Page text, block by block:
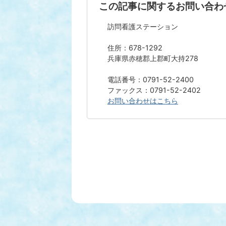
この記事に関するお問い合わ
訪問看護ステーション
住所：678-1292
兵庫県赤穂郡上郡町大持278
電話番号：0791-52-2400
ファックス：0791-52-2402
お問い合わせはこちら